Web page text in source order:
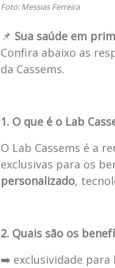
Foto: Messias Ferreira
📌 Sua saúde em
Confira abaixo as
da Cassems.
1. O que é o Lab
O Lab Cassems é a
exclusivas para os
personalizado,
2. Quais são os
➡️ exclusividade para